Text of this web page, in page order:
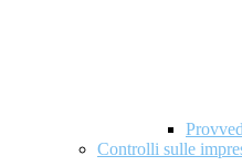
Controlli sulle